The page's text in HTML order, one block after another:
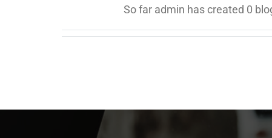
So far admin has created 0